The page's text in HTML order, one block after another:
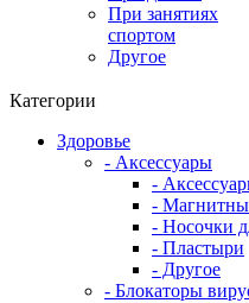
При занятиях
спортом
Другое
Категории
Здоровье
- Аксессуары
-
-
- Носочки
- Пластыри
- Другое
- Блокаторы